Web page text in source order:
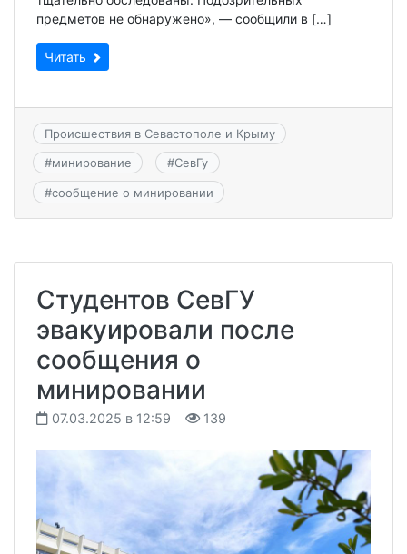
предметов не обнаружено», — сообщили в […]
Читать
Происшествия в Севастополе и Крыму
#минирование #СевГу
#сообщение о минировании
Студентов СевГУ
эвакуировали после
сообщения о
минировании
07.03.2025 в 12:59 139